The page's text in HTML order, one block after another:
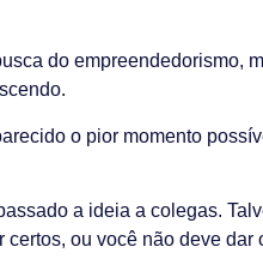
do empreendedorismo,
o pior momento
a ideia a colegas.
ou você não deve